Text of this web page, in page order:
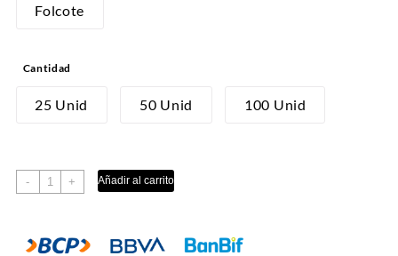
Folcote
Cantidad
25 Unid 50 Unid 100 Unid
-
MINI
CUPCAKE
cantidad
+ Añadir al carrito